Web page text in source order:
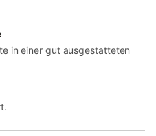
in einer gut ausgestatteten